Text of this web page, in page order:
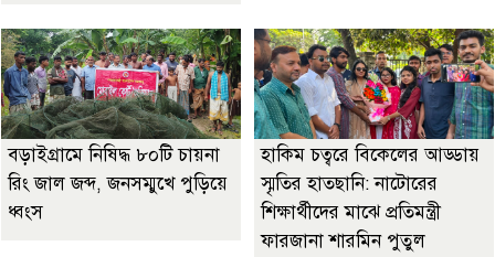
বড়াইগ্রামে নিষিদ্ধ ৮০টি চায়না
রিং জাল জব্দ, জনসম্মুখে পুড়িয়ে
ধ্বংস
হাকিম চত্বরে বিকেলের আড্ডায়
স্মৃতির হাতছানি: নাটোরের
শিক্ষার্থীদের মাঝে প্রতিমন্ত্রী
ফারজানা শারমিন পুতুল